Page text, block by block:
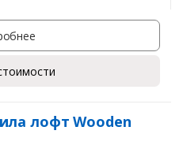
лофт Wooden